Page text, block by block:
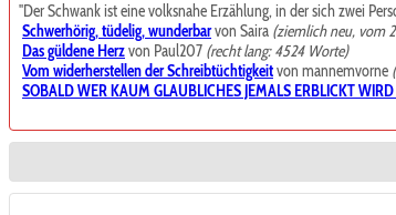
"Der Schwank ist eine volksnahe Erzählung, in der sich zwei
Schwerhörig, tüdelig, wunderbarvon Saira (ziemlich neu, vom
Das güldene Herzvon Paul207 (recht lang: 4524 Worte)
Vom widerherstellen der Schreibtüchtigkeitvon mannemvorne
SOBALD WER KAUM GLAUBLICHES JEMALS ERBLICKT